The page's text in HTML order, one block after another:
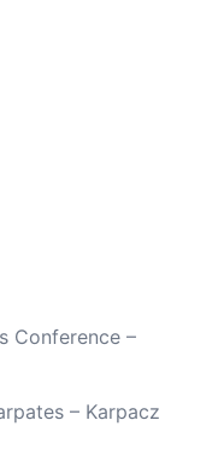
Conference –
– Karpacz